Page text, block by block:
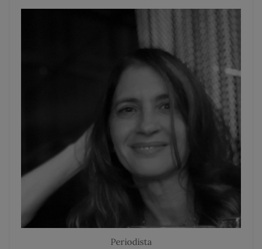
Periodista